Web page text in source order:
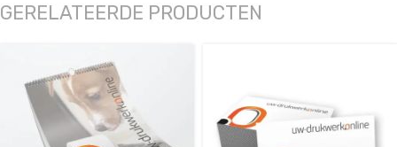
GERELATEERDE PRODUCTEN